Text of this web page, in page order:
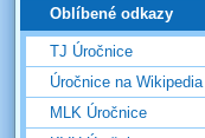
Oblíbené odkazy
TJ Úročnice
Úročnice na Wikipedia
MLK Úročnice